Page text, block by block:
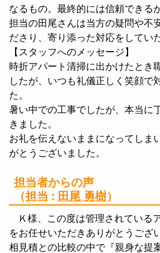
なるもの。最終的には信頼できる
担当の田尾さんは当方の疑問や不
ださり、寄り添った対応をしてい
【スタッフへのメッセージ】
時折アパート清掃に出かけたとき
したが、いつも礼儀正しく笑顔で
た。
暑い中での工事でしたが、本当に
きました。
お礼を伝えないままになってしま
がとうございました。
担当者からの声
（担当 : 田尾 勇樹）
Ｋ様、この度は管理されている
をお任せいただきありがとうござ
相見積との比較の中で『親身な提